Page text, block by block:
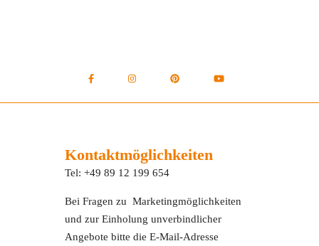
Kontaktmöglichkeiten
Tel: +49 89 12 199 654
Bei Fragen zu Marketingmöglichkeiten
und zur Einholung unverbindlicher
Angebote bitte die E-Mail-Adresse